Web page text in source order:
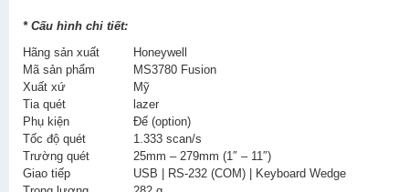
* Cấu hình chi tiết:
Hãng sản xuất
Honeywell
Mã sản phẩm
MS3780 Fusion
Xuất xứ
Mỹ
Tia quét
lazer
Phụ kiện
Đế (option)
Tốc độ quét
1.333 scan/s
Trường quét
25mm – 279mm (1″ – 11″)
Giao tiếp
USB | RS-232 (COM) | Keyboard Wedge